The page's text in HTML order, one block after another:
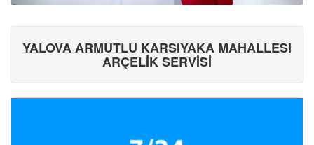
YALOVA ARMUTLU KARSIYAKA MAHALLESI
ARÇELİK SERVİSİ